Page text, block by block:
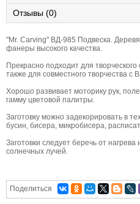
Отзывы (0)
"Mr. Carving" ВД-985 Подвеска.
фанеры высокого качества.
Прекрасно подходит для
также для совместного творчества с
Хорошо развивает моторику рук,
гамму цветовой палитры.
Заготовку можно задекорировать в
бусин, бисера, микробисера,
Заготовки следует беречь от
солнечных лучей.
Поделиться